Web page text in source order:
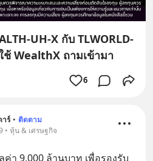
UH-X กับ TLWORLD-
WealthX ถามเข้ามา
6
าร์ • ติดตาม
• หุ้น & เศรษฐกิจ
า 9,000 ล้านบาท เพื่อรองรับ